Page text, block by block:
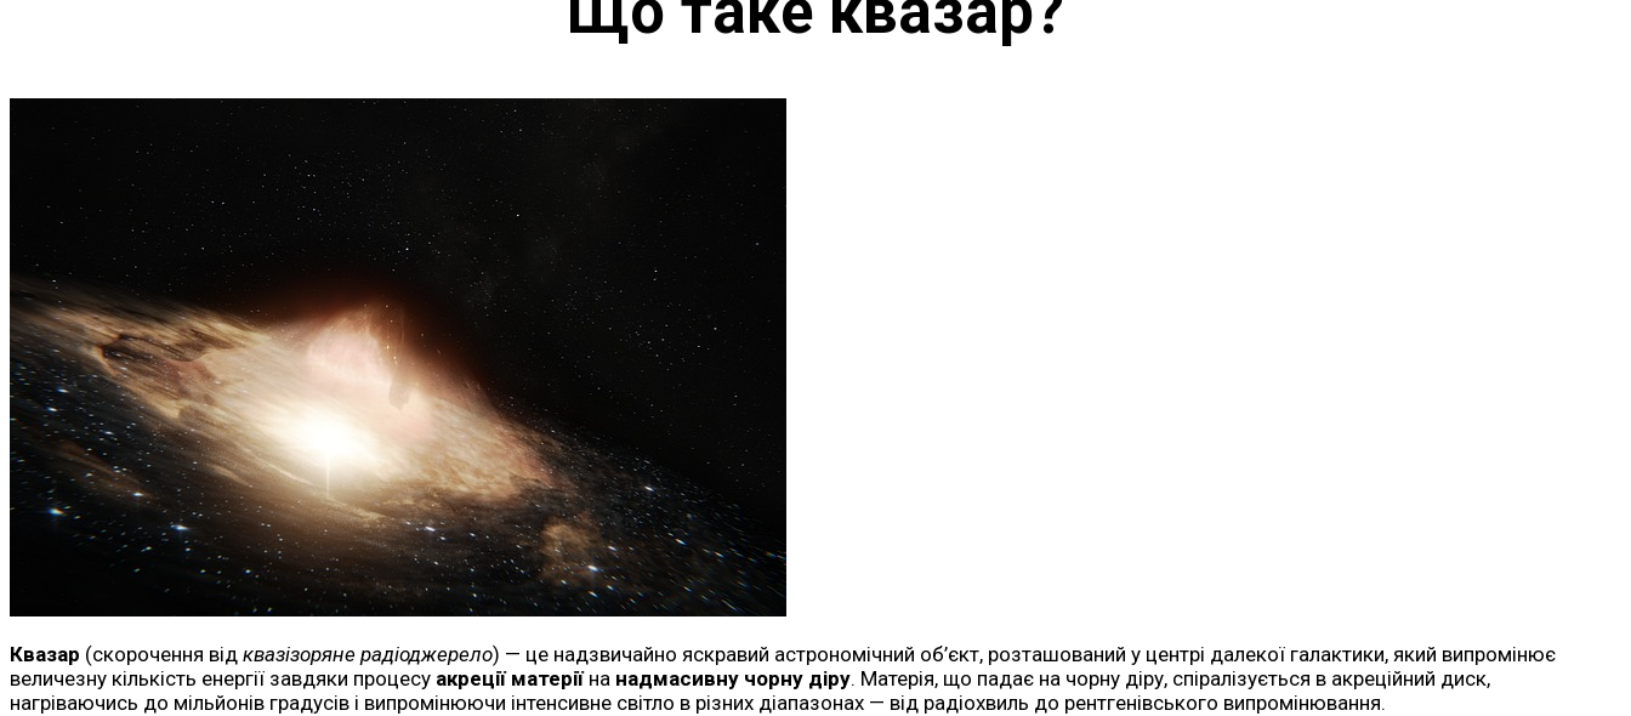
Квазар (скорочення від квазізоряне радіоджерело) — це надзвичайно яскравий астрономічний об’єкт, розташований у центрі далекої галактики, який випромінює
величезну кількість енергії завдяки процесу акреції матеріїна надмасивну чорну діру. Матерія, що падає на чорну діру, спіралізується в акреційний диск,
нагріваючись до мільйонів градусів і випромінюючи інтенсивне світло в різних діапазонах — від радіохвиль до рентгенівського випромінювання.